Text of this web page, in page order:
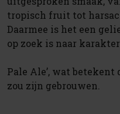
tropisch fruit tot
Daarmee is het een
op zoek is naar
Pale Ale’, wat
zou zijn gebrouwen.